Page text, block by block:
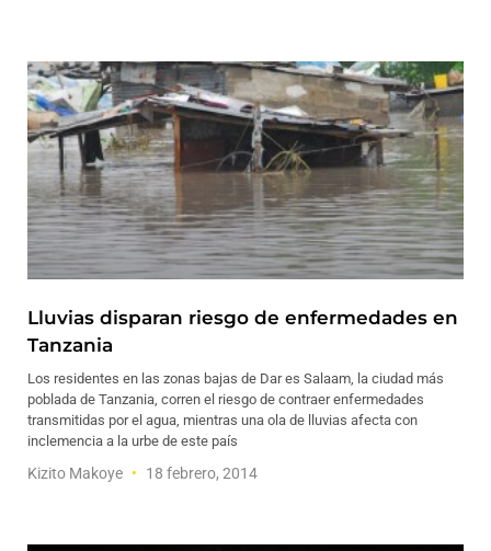
Lluvias disparan riesgo de enfermedades en
Tanzania
Los residentes en las zonas bajas de Dar es Salaam, la ciudad más
poblada de Tanzania, corren el riesgo de contraer enfermedades
transmitidas por el agua, mientras una ola de lluvias afecta con
inclemencia a la urbe de este país
Kizito Makoye 18 febrero, 2014